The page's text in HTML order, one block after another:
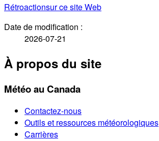
Rétroactionsur ce site Web
Date de modification :
2026-07-21
À propos du site
Météo au Canada
Contactez-nous
Outils et ressources météorologiques
Carrières